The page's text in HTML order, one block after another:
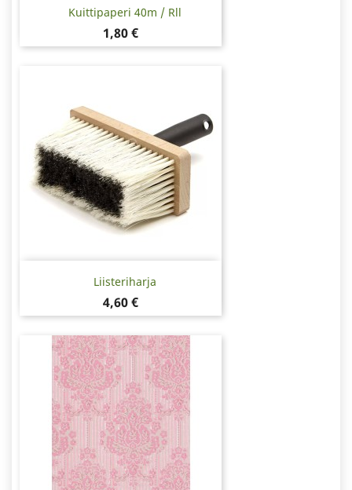
Kuittipaperi 40m / Rll
Hinta
1,80 €
Liisteriharja
Hinta
4,60 €